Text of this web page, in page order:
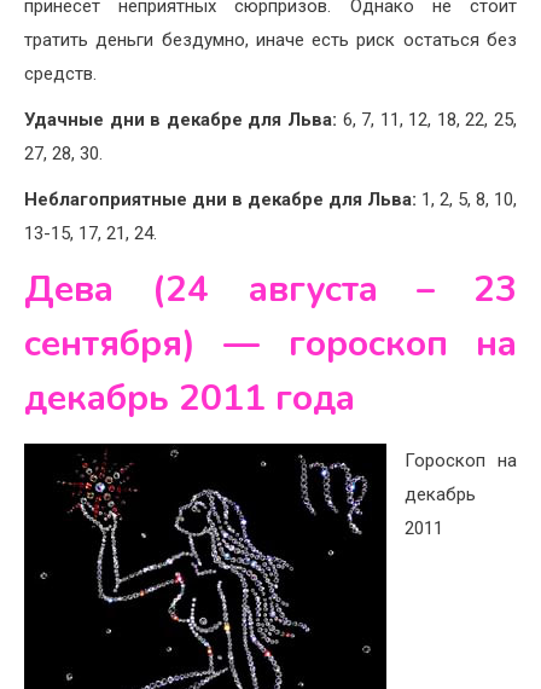
принесет неприятных сюрпризов. Однако не стоит
тратить деньги бездумно, иначе есть риск остаться без
средств.
Удачные дни в декабре для Льва: 6, 7, 11, 12, 18, 22, 25,
27, 28, 30.
Неблагоприятные дни в декабре для Льва: 1, 2, 5, 8, 10,
13-15, 17, 21, 24.
Дева (24 августа – 23
сентября) — гороскоп на
декабрь 2011 года
Гороскоп на
декабрь
2011